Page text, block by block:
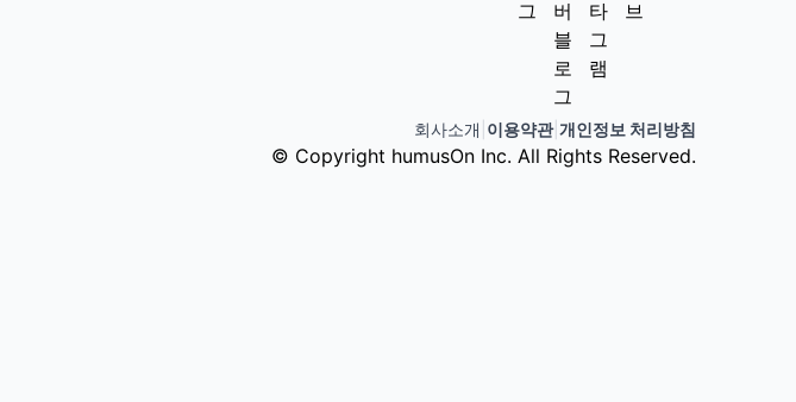
회사소개 이용약관| 개인정보 처리방침
© Copyright humusOn Inc. All Rights Reserved.